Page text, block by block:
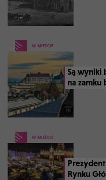
W MIEŚCIE
Są wyniki
na zamku
W MIEŚCIE
Rynku